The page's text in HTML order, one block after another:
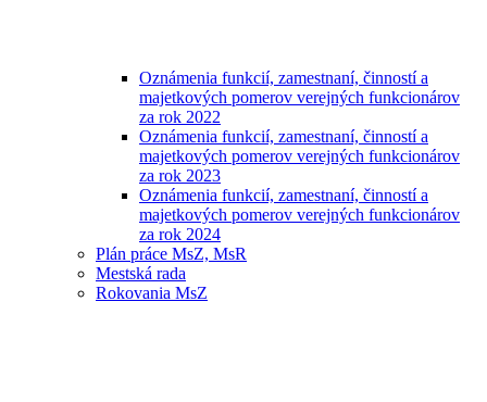
Oznámenia funkcií, zamestnaní, činností a
majetkových pomerov verejných funkcionárov
za rok 2022
Oznámenia funkcií, zamestnaní, činností a
majetkových pomerov verejných funkcionárov
za rok 2023
Oznámenia funkcií, zamestnaní, činností a
majetkových pomerov verejných funkcionárov
za rok 2024
Plán práce MsZ, MsR
Mestská rada
Rokovania MsZ